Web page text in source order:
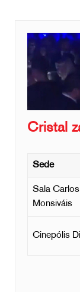
Cristal
Sede
Sala Carlos
Monsiváis
Cinepólis